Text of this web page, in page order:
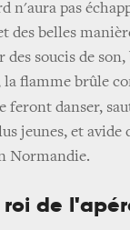
n'aura pas
des belles
des soucis de
la flamme brûle
feront danser,
jeunes, et avide
Normandie.
roi de